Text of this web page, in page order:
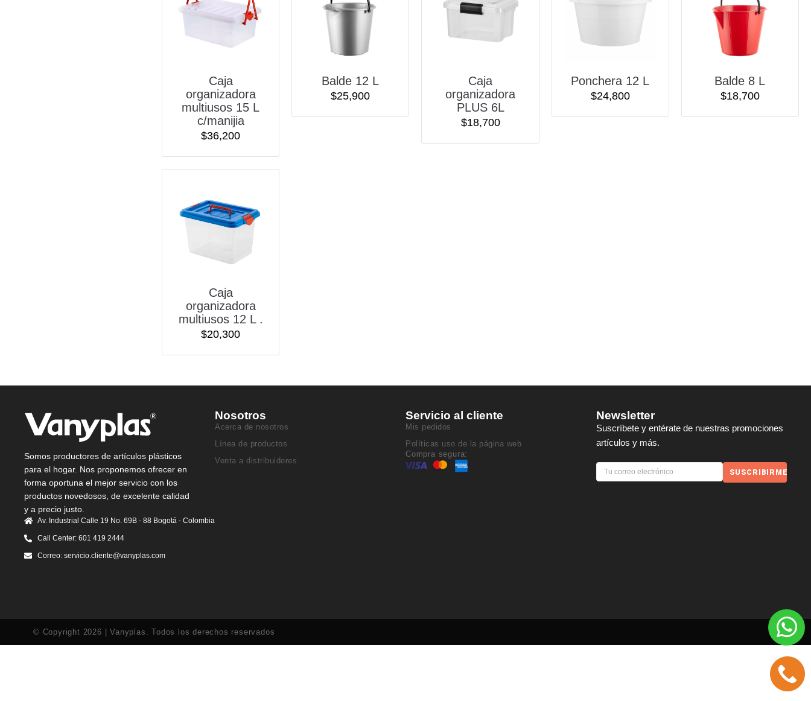
Caja
organizadora
multiusos 15 L
c/manijia
$36,200
Balde 12 L
$25,900
Caja
organizadora
PLUS 6L
$18,700
Ponchera 12 L
$24,800
Balde 8 L
$18,700
Caja
organizadora
multiusos 12 L .
$20,300
Somos productores de artículos plásticos
para el hogar. Nos proponemos ofrecer en
forma oportuna el mejor servicio con los
productos novedosos, de excelente calidad
y a precio justo.
Av. Industrial Calle 19 No. 69B - 88 Bogotá - Colombia
Call Center: 601 419 2444
Correo: servicio.cliente@vanyplas.com
Nosotros
Acerca de nosotros
Línea de productos
Venta a distribuidores
Servicio al cliente
Mis pedidos
Políticas uso de la página web
Compra segura:
Newsletter
Suscríbete y entérate de nuestras promociones
artículos y más.
SUSCRIBIRME
© Copyright 2026 | Vanyplas. Todos los derechos reservados